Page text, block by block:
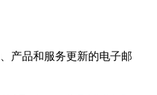
产品和服务更新的电子邮